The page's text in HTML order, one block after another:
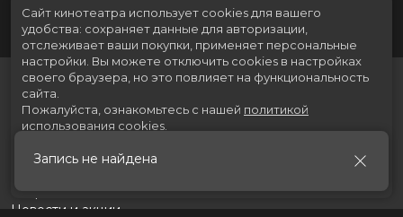
Запись не найдена
Скоро в кино
Новости и акции
Сайт кинотеатра использует cookies для вашего
удобства: сохраняет данные для авторизации,
отслеживает ваши покупки, применяет персональные
настройки. Вы можете отключить cookies в настройках
своего браузера, но это повлияет на функциональность
сайта.
Пожалуйста, ознакомьтесь с нашей политикой
использования cookies